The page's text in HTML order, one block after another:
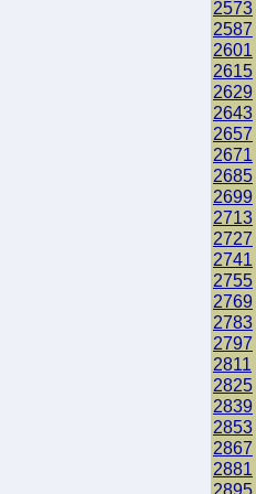
2573
2587
2601
2615
2629
2643
2657
2671
2685
2699
2713
2727
2741
2755
2769
2783
2797
2811
2825
2839
2853
2867
2881
2895